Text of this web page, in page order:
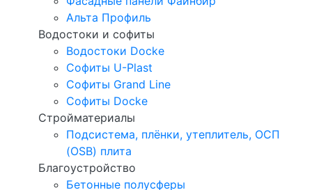
Альта Профиль
Водостоки и софиты
Водостоки Docke
Софиты U-Plast
Софиты Grand Line
Софиты Docke
Стройматериалы
Подсистема, плёнки, утеплитель, ОСП
(OSB) плита
Благоустройство
Бетонные полусферы